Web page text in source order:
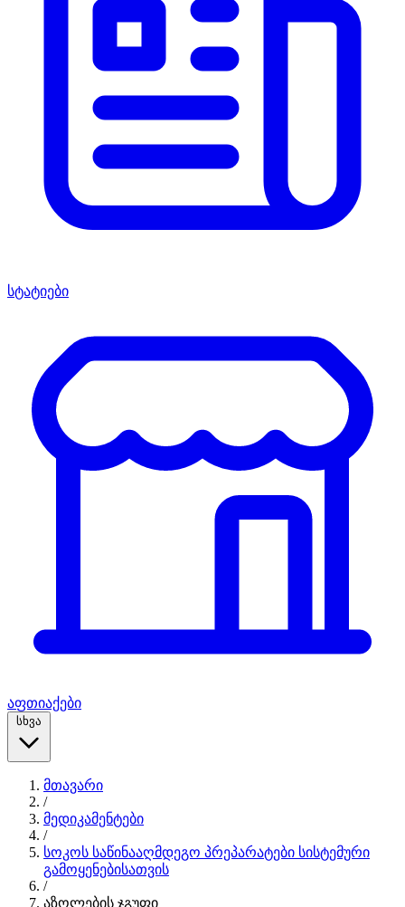
სტატიები
აფთიაქები
სხვა
მთავარი
/
მედიკამენტები
/
სოკოს საწინააღმდეგო პრეპარატები სისტემური
გამოყენებისათვის
/
აზოლების ჯგუფი